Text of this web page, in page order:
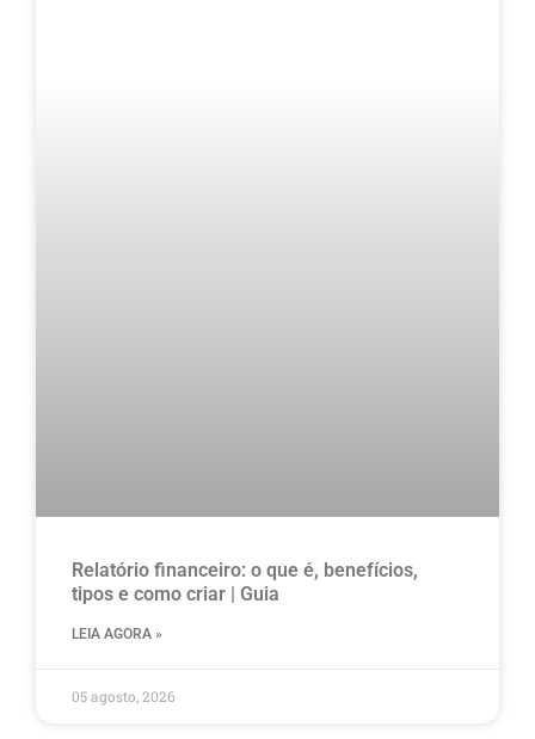
Relatório financeiro: o que é, benefícios,
tipos e como criar | Guia
LEIA AGORA »
05 agosto, 2026